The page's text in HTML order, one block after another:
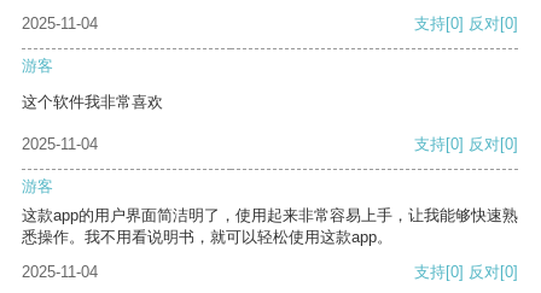
2025-11-04
支持[0] 反对[0]
游客
这个软件我非常喜欢
2025-11-04 支持[0] 反对[0]
游客
这款app的用户界面简洁明了，使用起来非常容易上手，让我能够快速熟
悉操作。我不用看说明书，就可以轻松使用这款app。
2025-11-04
支持[0] 反对[0]